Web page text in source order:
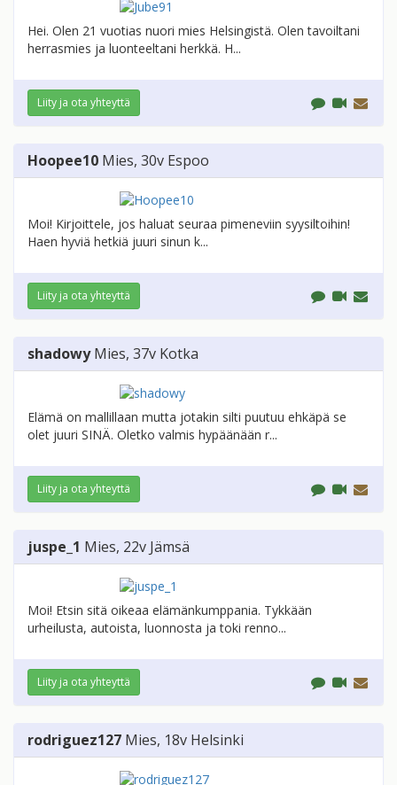
Hei. Olen 21 vuotias nuori mies Helsingistä. Olen tavoiltani
herrasmies ja luonteeltani herkkä. H...
Liity ja ota yhteyttä
Hoopee10 Mies, 30v Espoo
Moi! Kirjoittele, jos haluat seuraa pimeneviin syysiltoihin!
Haen hyviä hetkiä juuri sinun k...
Liity ja ota yhteyttä
shadowy Mies, 37v Kotka
Elämä on mallillaan mutta jotakin silti puutuu ehkäpä se
olet juuri SINÄ. Oletko valmis hypäänään r...
Liity ja ota yhteyttä
juspe_1 Mies, 22v Jämsä
Moi! Etsin sitä oikeaa elämänkumppania. Tykkään
urheilusta, autoista, luonnosta ja toki renno...
Liity ja ota yhteyttä
rodriguez127 Mies, 18v Helsinki